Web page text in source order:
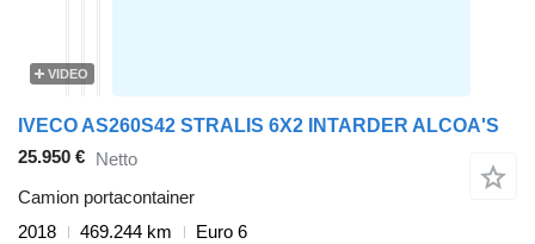
VIDEO
IVECO AS260S42 STRALIS 6X2 INTARDER ALCOA'S
25.950 € Netto
Camion portacontainer
2018
469.244 km
Euro 6